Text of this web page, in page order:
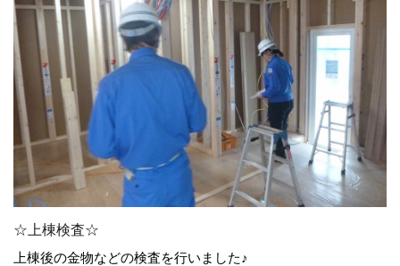
☆上棟検査☆
上棟後の金物などの検査を行いました♪